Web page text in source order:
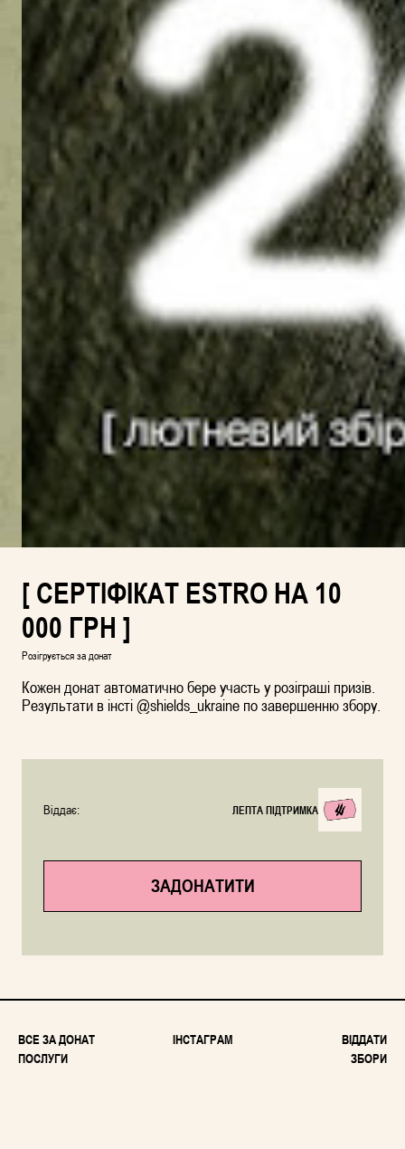
[ СЕРТІФІКАТ ESTRO НА 10
000 ГРН ]
Розігрується за донат
Кожен донат автоматично бере участь у розіграші призів.
Результати в інсті @shields_ukraine по завершенню збору.
Віддає: ЛЕПТА ПІДТРИМКА
ЗАДОНАТИТИ
ВСЕ ЗА ДОНАТ ІНСТАГРАМ
ВІДДАТИ
ПОСЛУГИ
ЗБОРИ